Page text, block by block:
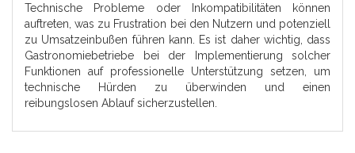
Technische Probleme oder Inkompatibilitäten können
auftreten, was zu Frustration bei den Nutzern und potenziell
zu Umsatzeinbußen führen kann. Es ist daher wichtig, dass
Gastronomiebetriebe bei der Implementierung solcher
Funktionen auf professionelle Unterstützung setzen, um
technische Hürden zu überwinden und einen
reibungslosen Ablauf sicherzustellen.